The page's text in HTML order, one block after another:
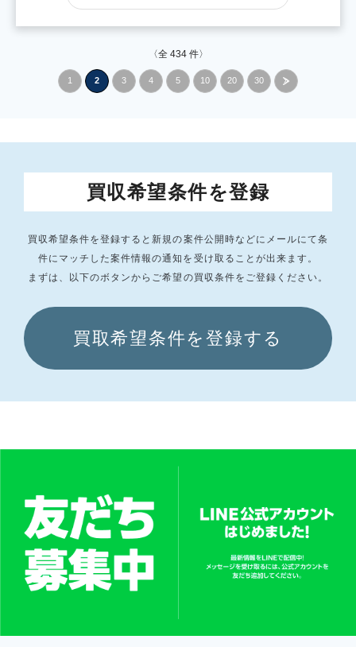
〈全 434件〉
1 2 3 4 5 10 20 30 »
買収希望条件を登録
買収希望条件を登録すると新規の案件公開時などにメールにて条
件にマッチした案件情報の通知を受け取ることが出来ます。
まずは、以下のボタンからご希望の買収条件をご登録ください。
買取希望条件を登録する